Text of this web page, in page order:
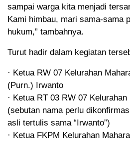
sampai warga kita menjadi
Kami himbau, mari sama-sama
hukum,” tambahnya.
Turut hadir dalam kegiatan
· Ketua RW 07 Kelurahan
(Purn.) Irwanto
· Ketua RT 03 RW 07
(sebutan nama perlu
asli tertulis sama “Irwanto”)
· Ketua FKPM Kelurahan